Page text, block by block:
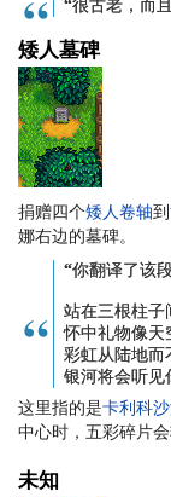
“很古老，而
矮人墓碑
捐赠四个矮人卷轴到
娜右边的墓碑。
“你翻译了该
站在三根柱子
怀中礼物像天
彩虹从陆地而
银河将会听见
这里指的是卡利科
中心时，五彩碎片
未知